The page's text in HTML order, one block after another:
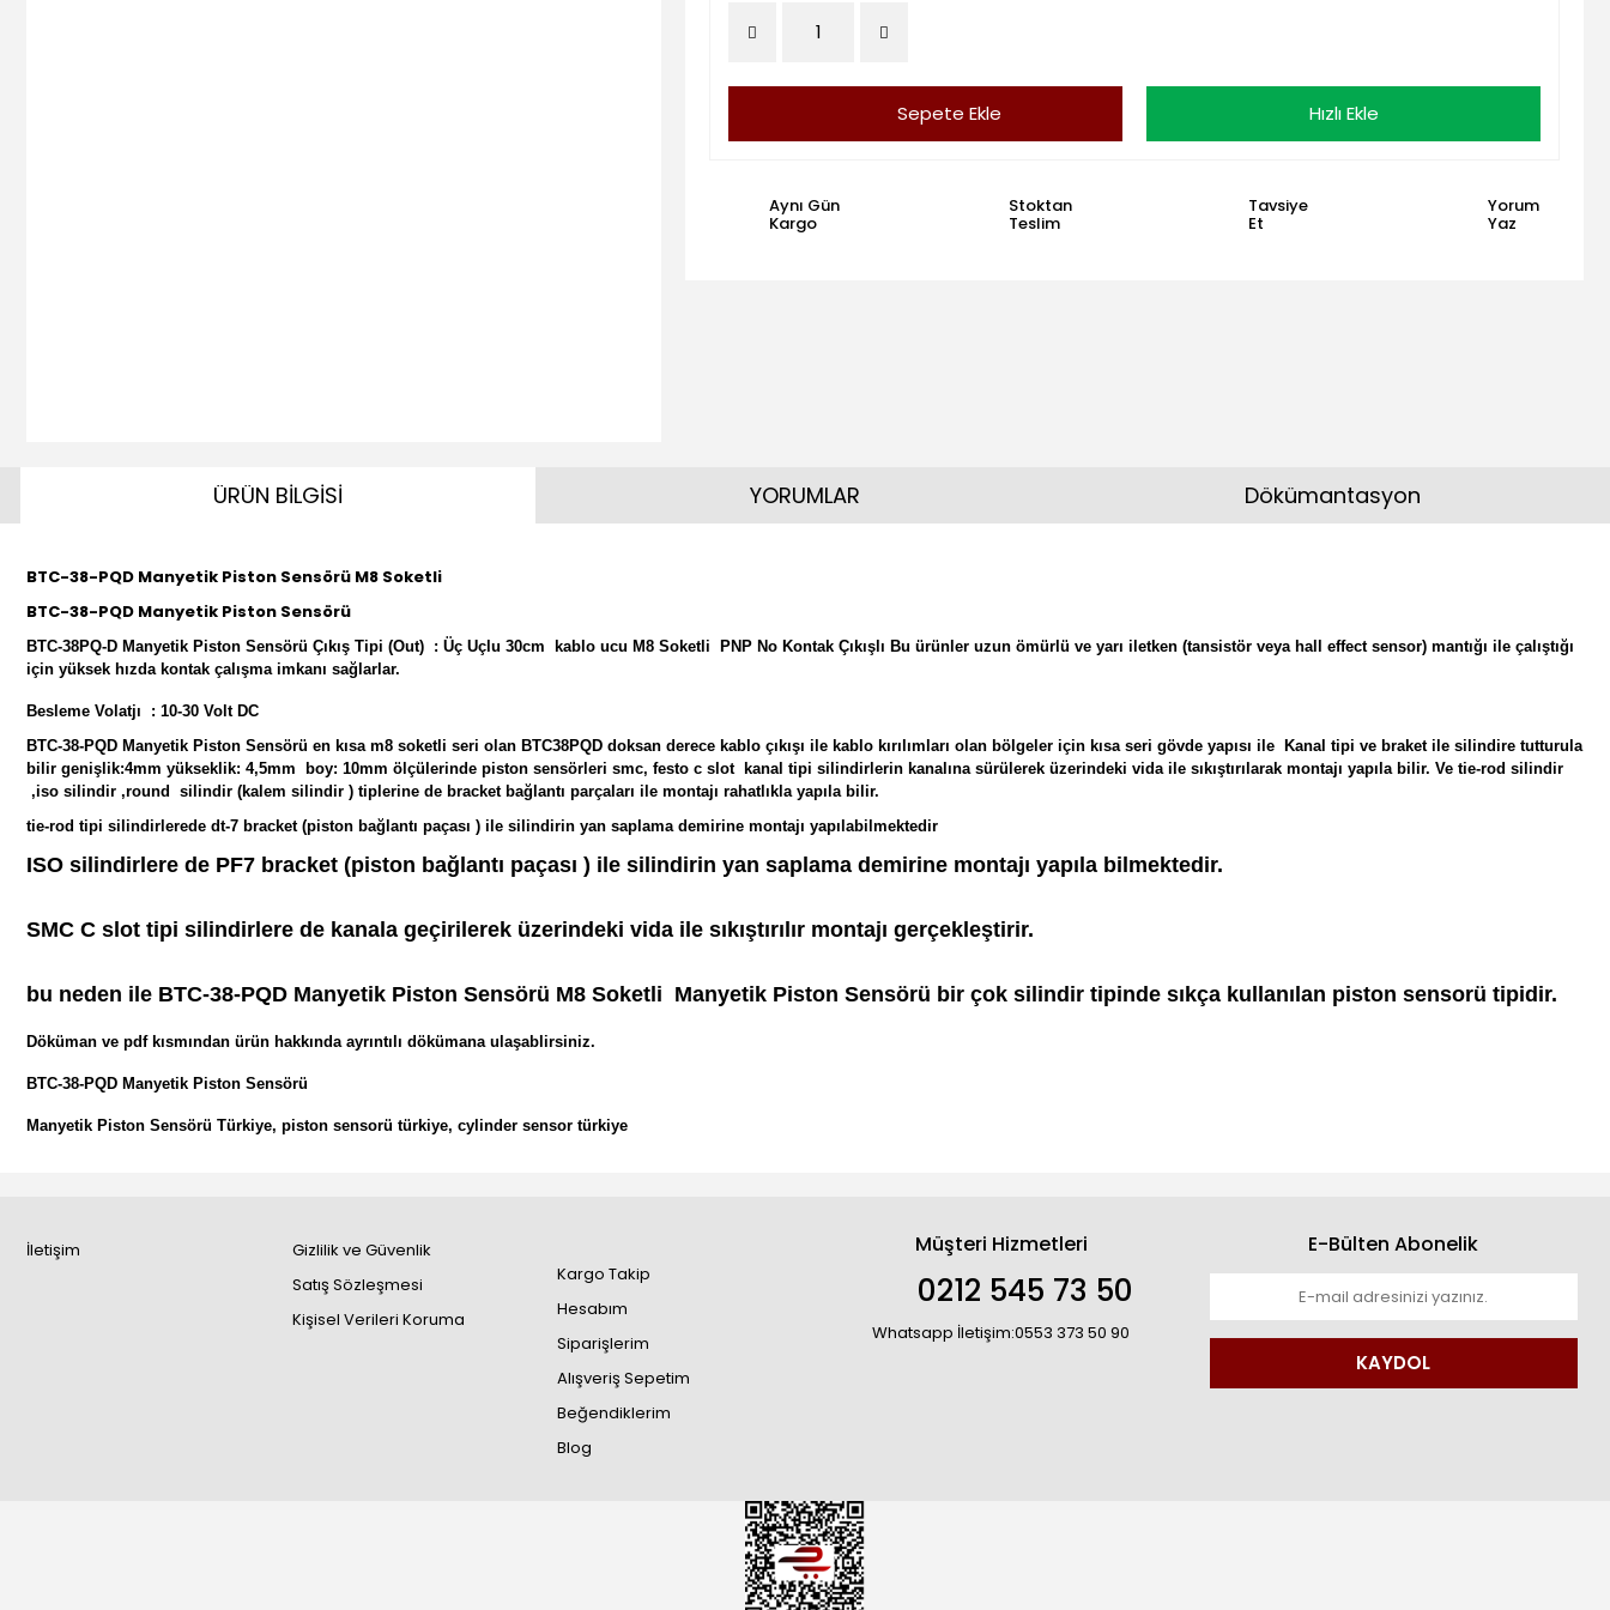
Sepete Ekle Hızlı Ekle
Aynı Gün
Kargo
Stoktan
Teslim
Tavsiye
Et
Yorum
Yaz
ÜRÜN BİLGİSİ
BTC-38-PQD Manyetik Piston Sensörü M8 Soketli
BTC-38-PQD Manyetik Piston Sensörü
BTC-38PQ-D Manyetik Piston Sensörü Çıkış Tipi (Out) : Üç Uçlu 30cm kablo ucu M8 Soketli PNP No Kontak Çıkışlı Bu ürünler uzun ömürlü ve yarı iletken (tansistör veya hall effect sensor) mantığı ile çalıştığı
için yüksek hızda kontak çalışma imkanı sağlarlar.
Besleme Volatjı : 10-30 Volt DC
BTC-38-PQD Manyetik Piston Sensörü en kısa m8 soketli seri olan BTC38PQD doksan derece kablo çıkışı ile kablo kırılımları olan bölgeler için kısa seri gövde yapısı ile Kanal tipi ve braket ile silindire tutturula
bilir genişlik:4mm yükseklik: 4,5mm boy: 10mm ölçülerinde piston sensörleri smc, festo c slot kanal tipi silindirlerin kanalına sürülerek üzerindeki vida ile sıkıştırılarak montajı yapıla bilir. Ve tie-rod silindir
,iso silindir ,round silindir (kalem silindir ) tiplerine de bracket bağlantı parçaları ile montajı rahatlıkla yapıla bilir.
tie-rod tipi silindirlerede dt-7 bracket (piston bağlantı paçası ) ile silindirin yan saplama demirine montajı yapılabilmektedir
ISO silindirlere de PF7 bracket (piston bağlantı paçası ) ile silindirin yan saplama demirine montajı yapıla bilmektedir.
SMC C slot tipi silindirlere de kanala geçirilerek üzerindeki vida ile sıkıştırılır montajı gerçekleştirir.
bu neden ile BTC-38-PQD Manyetik Piston Sensörü M8 Soketli Manyetik Piston Sensörü bir çok silindir tipinde sıkça kullanılan piston sensorü tipidir.
Döküman ve pdf kısmından ürün hakkında ayrıntılı dökümana ulaşablirsiniz.
BTC-38-PQD Manyetik Piston Sensörü
Manyetik Piston Sensörü Türkiye, piston sensorü türkiye, cylinder sensor türkiye
YORUMLAR Dökümantasyon
İletişim
Gizlilik ve Güvenlik
Satış Sözleşmesi
Kişisel Verileri Koruma
Kargo Takip
Hesabım
Siparişlerim
Alışveriş Sepetim
Beğendiklerim
Blog
Müşteri Hizmetleri
0212 545 73 50
Whatsapp İletişim:0553 373 50 90
E-Bülten Abonelik
KAYDOL